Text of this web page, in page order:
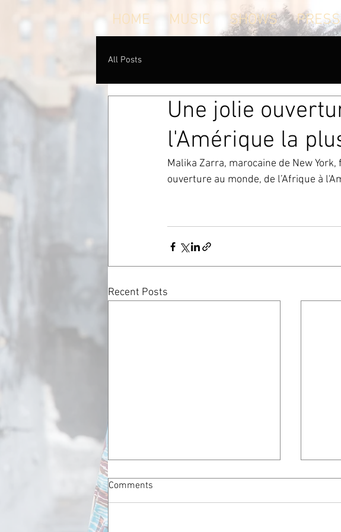
HOME MUSIC SHOWS PRESS
All Posts
Une jolie
l'Amérique la
Malika Zarra, marocaine de New
ouverture au monde, de l’Afrique à
Recent Posts
Comments